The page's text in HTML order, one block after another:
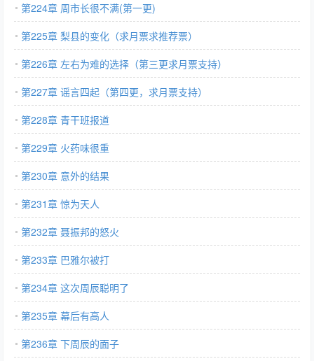
第224章 周市长很不满(第一更)
第225章 梨县的变化（求月票求推荐票）
第226章 左右为难的选择（第三更求月票支持）
第227章 谣言四起（第四更，求月票支持）
第228章 青干班报道
第229章 火药味很重
第230章 意外的结果
第231章 惊为天人
第232章 聂振邦的怒火
第233章 巴雅尔被打
第234章 这次周辰聪明了
第235章 幕后有高人
第236章 下周辰的面子